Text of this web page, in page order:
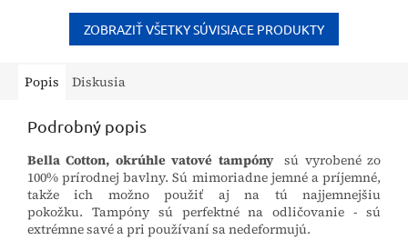
rastlinných proteínov...
Prostriedok so jemnou vôňou
je ideálny na...
ZOBRAZIŤ VŠETKY SÚVISIACE PRODUKTY
Popis Diskusia
Podrobný popis
Bella Cotton, okrúhle vatové tampóny
sú vyrobené zo
100% prírodnej bavlny. Sú mimoriadne jemné a príjemné,
takže ich možno použiť aj na tú najjemnejšiu
pokožku. Tampóny sú perfektné na odličovanie - sú
extrémne savé a pri používaní sa nedeformujú.